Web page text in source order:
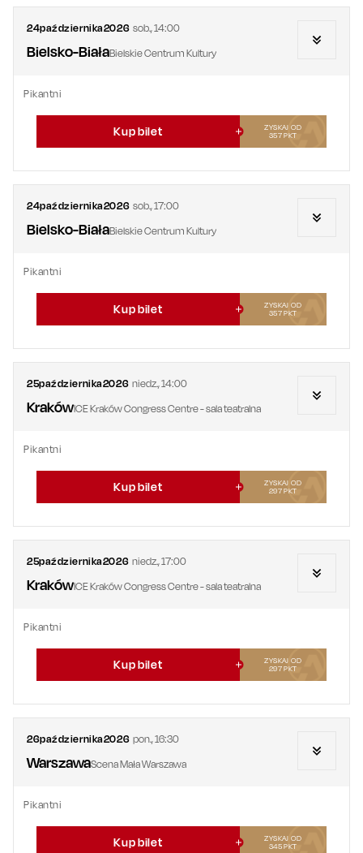
24października2026 sob.,14:00
Bielsko-BiałaBielskie Centrum Kultury
Pikantni
Kup bilet
ZYSKAJ OD
357PKT
24października2026 sob.,17:00
Bielsko-BiałaBielskie Centrum Kultury
Pikantni
Kup bilet
ZYSKAJ OD
357PKT
25października2026 niedz.,14:00
KrakówICE Kraków Congress Centre - sala teatralna
Pikantni
Kup bilet
ZYSKAJ OD
297PKT
25października2026 niedz.,17:00
KrakówICE Kraków Congress Centre - sala teatralna
Pikantni
Kup bilet
ZYSKAJ OD
297PKT
26października2026 pon.,16:30
WarszawaScena Mała Warszawa
Pikantni
Kup bilet
ZYSKAJ OD
345PKT